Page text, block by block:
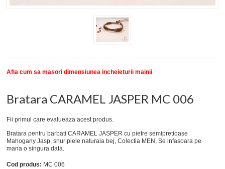
TESTIMONIALE CLIENTI
Afla cum sa masori dimensiunea incheieturii mainii
Bratara CARAMEL JASPER MC 006
Fii primul care evalueaza acest produs.
Bratara pentru barbati CARAMEL JASPER cu pietre semipretioase
Mahogany Jasp, snur piele naturala bej, Colectia MEN, Se infasoara pe
mana o singura data.
Cod produs: MC 006